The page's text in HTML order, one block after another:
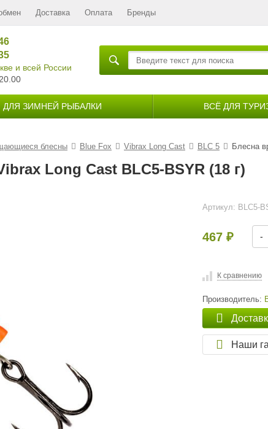
Доставка Оплата Бренды
и всей России
ДЛЯ ЗИМНЕЙ РЫБАЛКИ ВСЁ ДЛЯ
блесны Blue Fox Vibrax Long Cast BLC 5 Блесна
Long Cast BLC5-BSYR (18 г)
Артикул: BLC5-
467₽ -
К сравнению
Производитель:
Наши